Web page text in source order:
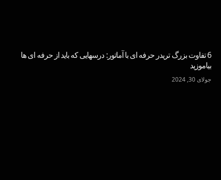
6 تفاوت بزرگ تریدر حرفه ای با آماتور: درسهایی که باید از حرفه ای ها
بیاموزید
جولای 30, 2024